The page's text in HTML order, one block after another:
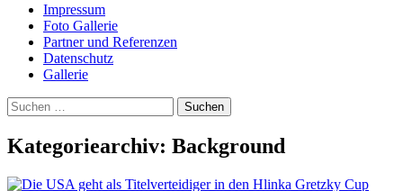
Impressum
Foto Gallerie
Partner und Referenzen
Datenschutz
Gallerie
Suchen
nach:
Kategoriearchiv: Background